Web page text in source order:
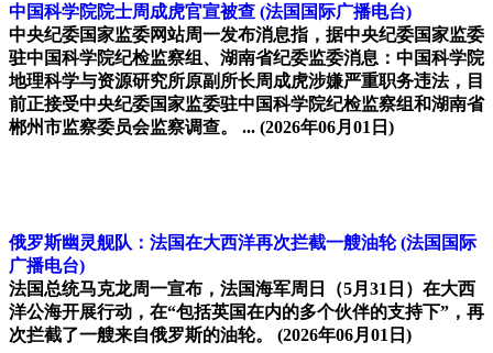
中国科学院院士周成虎官宣被查 (法国国际广播电台)
中央纪委国家监委网站周一发布消息指，据中央纪委国家监委
驻中国科学院纪检监察组、湖南省纪委监委消息：中国科学院
地理科学与资源研究所原副所长周成虎涉嫌严重职务违法，目
前正接受中央纪委国家监委驻中国科学院纪检监察组和湖南省
郴州市监察委员会监察调查。 ... (2026年06月01日)
俄罗斯幽灵舰队：法国在大西洋再次拦截一艘油轮 (法国国际
广播电台)
法国总统马克龙周一宣布，法国海军周日（5月31日）在大西
洋公海开展行动，在“包括英国在内的多个伙伴的支持下”，再
次拦截了一艘来自俄罗斯的油轮。 (2026年06月01日)